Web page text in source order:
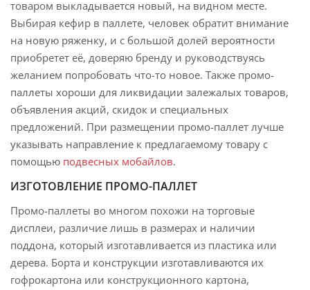
товаром выкладывается новый, на видном месте.
Выбирая кефир в паллете, человек обратит внимание
на новую ряженку, и с большой долей вероятности
приобретет её, доверяю бренду и руководствуясь
желанием попробовать что-то новое. Также промо-
паллеты хороши для ликвидации залежалых товаров,
объявления акций, скидок и специальных
предложений. При размещении промо-паллет лучше
указывать направление к предлагаемому товару с
помощью подвесных мобайлов.
ИЗГОТОВЛЕНИЕ ПРОМО-ПАЛЛЕТ
Промо-паллеты во многом похожи на торговые
дисплеи, различие лишь в размерах и наличии
поддона, который изготавливается из пластика или
дерева. Борта и конструкции изготавливаются их
гофрокартона или конструкционного картона,